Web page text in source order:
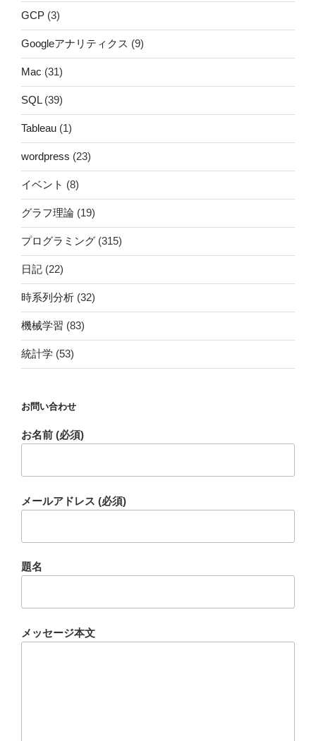
GCP (3)
Googleアナリティクス (9)
Mac (31)
SQL(39)
Tableau (1)
wordpress (23)
イベント (8)
グラフ理論 (19)
プログラミング (315)
日記 (22)
時系列分析 (32)
機械学習 (83)
統計学 (53)
お問い合わせ
お名前 (必須)
メールアドレス (必須)
題名
メッセージ本文